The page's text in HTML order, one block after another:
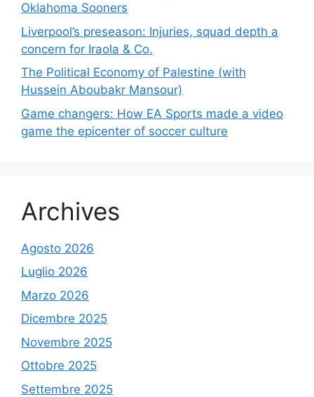
Oklahoma Sooners
Liverpool’s preseason: Injuries, squad depth a
concern for Iraola & Co.
The Political Economy of Palestine (with
Hussein Aboubakr Mansour)
Game changers: How EA Sports made a video
game the epicenter of soccer culture
Archives
Agosto 2026
Luglio 2026
Marzo 2026
Dicembre 2025
Novembre 2025
Ottobre 2025
Settembre 2025